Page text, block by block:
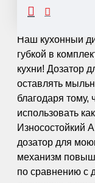
ОПИСАНИЕ
Наш кухонный
губкой в
кухни! Дозатор
оставлять
благодаря
использовать
Износостойкий
дозатор для
механизм
по сравнению с